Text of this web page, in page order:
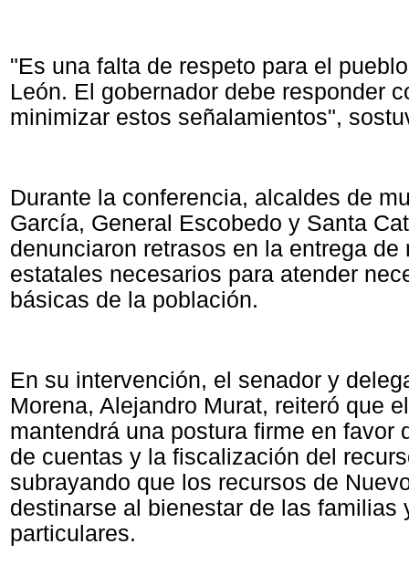
"Es una falta de respeto para el
León. El gobernador debe responder
minimizar estos señalamientos",
Durante la conferencia, alcaldes de
García, General Escobedo y Santa
denunciaron retrasos en la entrega de
estatales necesarios para atender
básicas de la población.
En su intervención, el senador y
Morena, Alejandro Murat, reiteró que
mantendrá una postura firme en favor
de cuentas y la fiscalización del
subrayando que los recursos de
destinarse al bienestar de las familias
particulares.